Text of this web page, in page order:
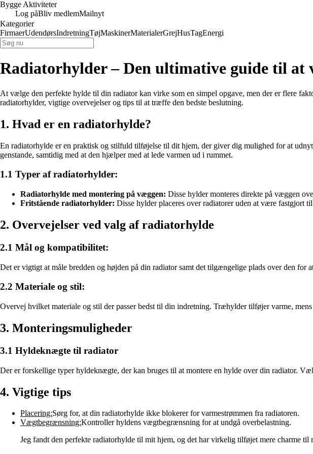
Bygge Aktiviteter
Log påBliv medlemMailnyt
Kategorier
FirmaerUdendørsIndretningTøjMaskinerMaterialerGrejHusTagEnergi
Radiatorhylder – Den ultimative guide til
At vælge den perfekte hylde til din radiator kan virke som en simpel opgave, men der er flere
radiatorhylder, vigtige overvejelser og tips til at træffe den bedste beslutning.
1. Hvad er en radiatorhylde?
En radiatorhylde er en praktisk og stilfuld tilføjelse til dit hjem, der giver dig mulighed for at
genstande, samtidig med at den hjælper med at lede varmen ud i rummet.
1.1 Typer af radiatorhylder:
Radiatorhylde med montering på væggen: Disse hylder monteres direkte på væggen
Fritstående radiatorhylder: Disse hylder placeres over radiatorer uden at være fastgjort
2. Overvejelser ved valg af radiatorhylde
2.1 Mål og kompatibilitet:
Det er vigtigt at måle bredden og højden på din radiator samt det tilgængelige plads over den for
2.2 Materiale og stil:
Overvej hvilket materiale og stil der passer bedst til din indretning. Træhylder tilføjer varme,
3. Monteringsmuligheder
3.1 Hyldeknægte til radiator
Der er forskellige typer hyldeknægte, der kan bruges til at montere en hylde over din radiator.
4. Vigtige tips
Placering:Sørg for, at din radiatorhylde ikke blokerer for varmestrømmen fra radiatoren.
Vægtbegrænsning:Kontroller hyldens vægtbegrænsning for at undgå overbelastning.
Jeg fandt den perfekte radiatorhylde til mit hjem, og det har virkelig tilføjet mere charme til